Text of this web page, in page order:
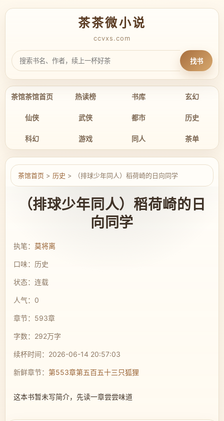
茶茶微小说
ccvxs.com
找书
茶馆茶馆首页 热读榜 书库 玄幻
仙侠 武侠 都市 历史
科幻 游戏 同人 茶单
茶馆首页 > 历史 > （排球少年同人）稻荷崎的日向同学
（排球少年同人）稻荷崎的日
向同学
执笔： 莫将离
口味：历史
状态：连载
人气：0
章节：593章
字数：292万字
续杯时间：2026-06-14 20:57:03
新鲜章节： 第553章第五百五十三只狐狸
这本书暂未写简介，先读一章尝尝味道